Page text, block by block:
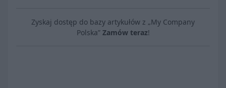
Zyskaj dostęp do bazy artykułów z „My Company
Polska” Zamów teraz!